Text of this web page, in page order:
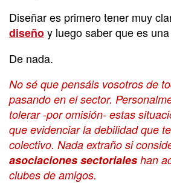
Diseñar es primero tener muy
diseñoy luego saber que es
De nada.
No sé que pensáis vosotros de
pasando en el sector.
tolerar -por omisión- estas
que evidenciar la debilidad que
colectivo. Nada extraño si
asociaciones sectoriales han
clubes de amigos.